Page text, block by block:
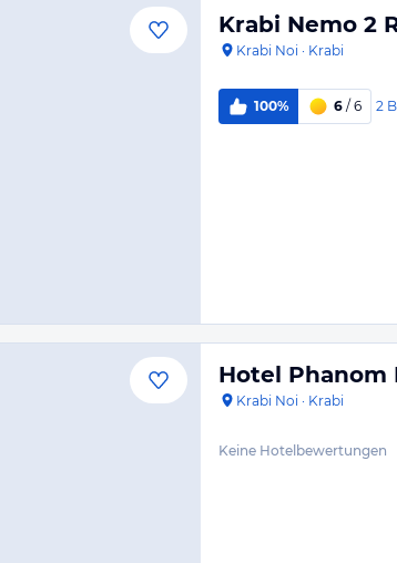
Krabi Nemo 2
Krabi Noi · Krabi
100% 6 / 6 2
Hotel Phanom
Krabi Noi · Krabi
Keine Hotelbewertungen